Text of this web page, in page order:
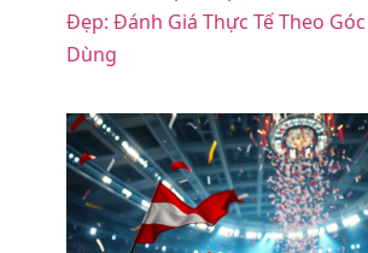
Đẹp: Đánh Giá Thực Tế Theo
Dùng